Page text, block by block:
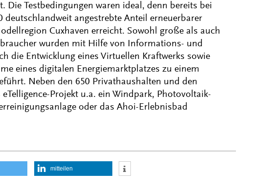
Die Testbedingungen waren ideal, denn bereits bei
deutschlandweit angestrebte Anteil erneuerbarer
Cuxhaven erreicht. Sowohl große als auch
wurden mit Hilfe von Informations- und
die Entwicklung eines Virtuellen Kraftwerks sowie
eines digitalen Energiemarktplatzes zu einem
Neben den 650 Privathaushalten und den
Projekt u.a. ein Windpark, Photovoltaik-
oder das Ahoi-Erlebnisbad
mitteilen